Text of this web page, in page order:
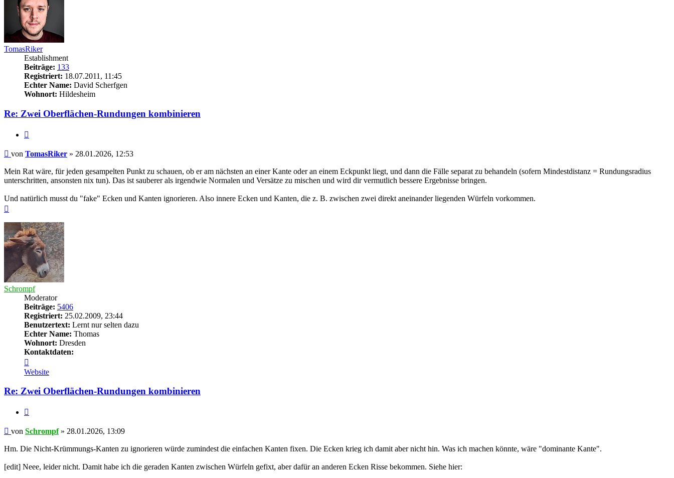
TomasRiker
Establishment
Beiträge: 133
Registriert: 18.07.2011, 11:45
Echter Name: David Scherfgen
Wohnort: Hildesheim
Re: Zwei Oberflächen-Rundungen kombinieren
Beitrag
von TomasRiker » 28.01.2026, 12:53
Mein Rat wäre, für jeden gesampelten Punkt zu schauen, ob er am nächsten an einer Kante oder an einem Eckpunkt liegt, und dann die Fälle separat zu behandeln (sofern Mindestdistanz = Rundungsradius
unterschritten, ansonsten nix tun). Das ist sauberer als irgendwie Normalen und Versätze zu mischen und wird dir vermutlich bessere Ergebnisse bringen.
Und natürlich musst du "fake" Ecken und Kanten ignorieren. Also innere Ecken und Kanten, die z. B. zwischen zwei direkt aneinander liegenden Würfeln vorkommen.
Schrompf
Moderator
Beiträge: 5406
Registriert: 25.02.2009, 23:44
Benutzertext: Lernt nur selten dazu
Echter Name: Thomas
Wohnort: Dresden
Kontaktdaten:
von
Schrompf
Website
Re: Zwei Oberflächen-Rundungen kombinieren
Beitrag
von Schrompf» 28.01.2026, 13:09
Hm. Die Nicht-Krümmungs-Kanten zu ignorieren würde zumindest die einfachen Kanten fixen. Die Ecken krieg ich damit aber nicht hin. Was ich machen könnte, wäre "dominante Kante".
[edit] Neee, leider nicht. Damit habe ich die geraden Kanten zwischen Würfeln gefixt, aber dafür an anderen Ecken Risse bekommen. Siehe hier: